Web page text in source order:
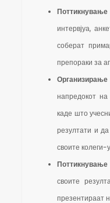
интервјуа,
соберат
препораки за
напредокот
каде што
резултати и
своите колеги-
своите
презентираат